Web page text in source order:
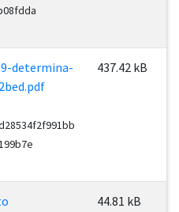
determina-
437.42 kB
44.81 kB